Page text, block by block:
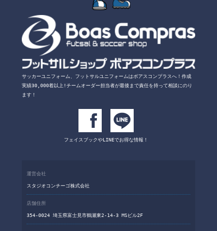
サッカーユニフォーム、フットサルユニフォームはボアスコンプラスへ！ 作成
実績30,000着以上!チームオーダー担当者が最後まで責任を持って相談にのり
ます！
フェイスブックやLINEでお得な情報！
運営会社
スタジオコンチーゴ株式会社
店舗住所
354-0024 埼玉県富士見市鶴瀬東2-14-3 MSビル2F